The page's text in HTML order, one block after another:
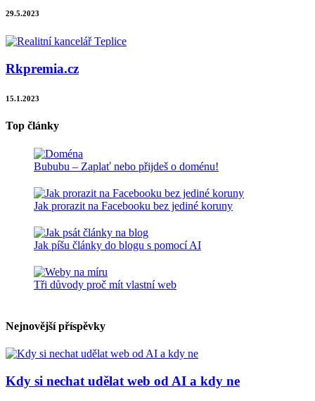
29.5.2023
Rkpremia.cz
15.1.2023
Top články
Bububu – Zaplať nebo přijdeš o doménu!
Jak prorazit na Facebooku bez jediné koruny
Jak píšu články do blogu s pomocí AI
Tři důvody proč mít vlastní web
Nejnovější příspěvky
Kdy si nechat udělat web od AI a kdy ne